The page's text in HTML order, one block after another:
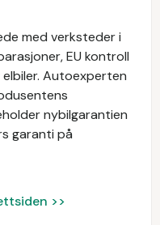
med verksteder i
EU kontroll
Autoexperten
nybilgarantien
garanti på
>>